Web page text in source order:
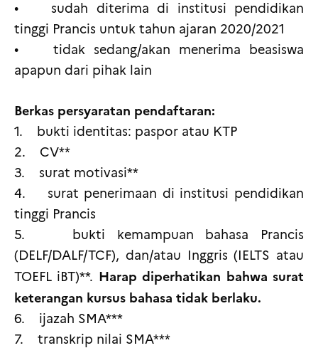
• sudah diterima di institusi pendidikan
tinggi Prancis untuk tahun ajaran 2020/2021
• tidak sedang/akan menerima beasiswa
apapun dari pihak lain
Berkas persyaratan pendaftaran:
1. bukti identitas: paspor atau KTP
2. CV**
3. surat motivasi**
4. surat penerimaan di institusi pendidikan
tinggi Prancis
5. bukti kemampuan bahasa Prancis
(DELF/DALF/TCF), dan/atau Inggris (IELTS atau
TOEFL iBT)**. Harap diperhatikan bahwa surat
keterangan kursus bahasa tidak berlaku.
6. ijazah SMA***
7. transkrip nilai SMA***